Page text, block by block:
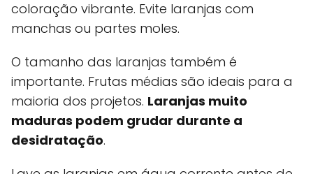
coloração vibrante. Evite laranjas com
manchas ou partes moles.
O tamanho das laranjas também é
importante. Frutas médias são ideais para a
maioria dos projetos. Laranjas muito
maduras podem grudar durante a
desidratação.